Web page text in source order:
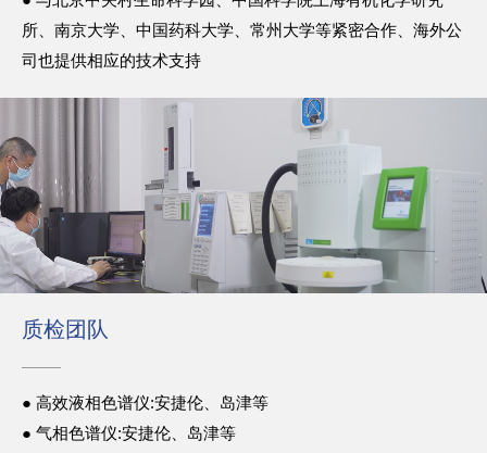
所、南京大学、中国药科大学、常州大学等紧密合作、海外公
司也提供相应的技术支持
质检团队
● 高效液相色谱仪:安捷伦、岛津等
● 气相色谱仪:安捷伦、岛津等